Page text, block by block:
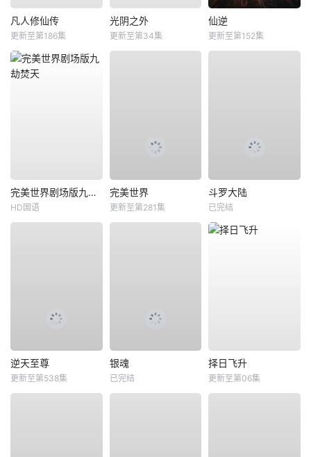
凡人修仙传
更新至第186集
光阴之外
更新至第34集
仙逆
更新至第152集
完美世界剧场版九劫焚天
HD国语
完美世界
更新至第281集
斗罗大陆
已完结
逆天至尊
更新至第538集
银魂
已完结
择日飞升
更新至第06集